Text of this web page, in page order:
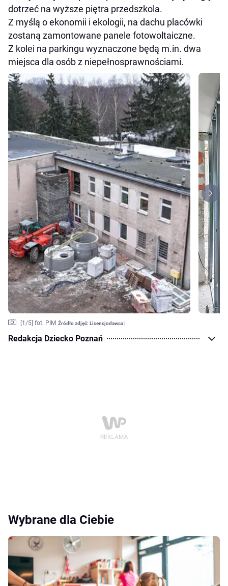
dotrzeć na wyższe piętra przedszkola.
Z myślą o ekonomii i ekologii, na dachu placówki
zostaną zamontowane panele fotowoltaiczne.
Z kolei na parkingu wyznaczone będą m.in. dwa
miejsca dla osób z niepełnosprawnościami.
1 /5] fot. PIM Źródło zdjęć: Licencjodawca |
Redakcja Dziecko Poznań
Wybrane dla Ciebie